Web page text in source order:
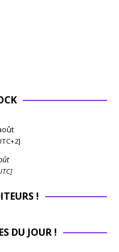
!
DU JOUR !